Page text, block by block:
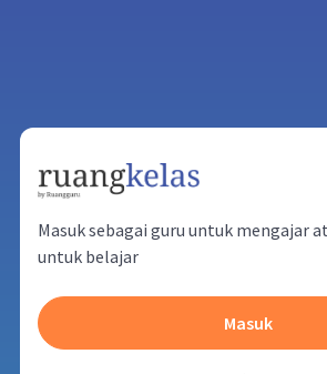
Masuk sebagai guru untuk mengajar
untuk belajar
Masuk